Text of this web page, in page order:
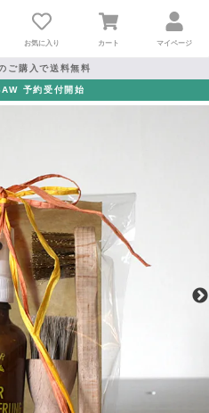
お気に入り カート マイページ
ご購入で送料無料
予約受付開始